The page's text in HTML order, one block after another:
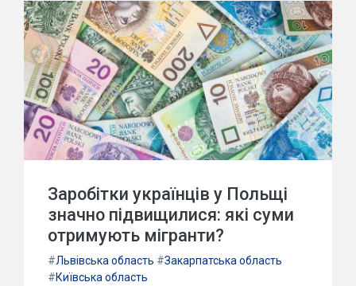
Заробітки українців у Польщі
значно підвищилися: які суми
отримують мігранти?
#Львівська область #Закарпатська область
#Київська область